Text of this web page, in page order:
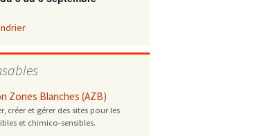
Zones Blanches (AZB)
créer et gérer des sites pour les
et chimico-sensibles.